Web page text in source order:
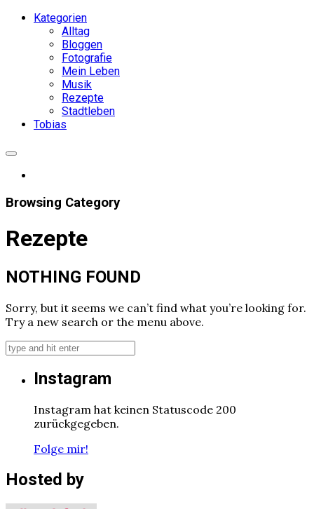
Kategorien
Alltag
Bloggen
Fotografie
Mein Leben
Musik
Rezepte
Stadtleben
Tobias
Browsing Category
Rezepte
NOTHING FOUND
Sorry, but it seems we can’t find what you’re looking for.
Try a new search or the menu above.
Instagram
Instagram hat keinen Statuscode 200
zurückgegeben.
Folge mir!
Hosted by